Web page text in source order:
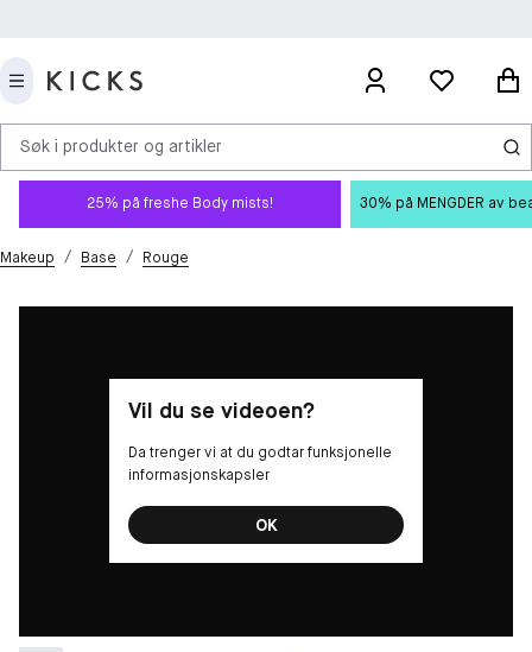
Søk i produkter og artikler
25% på freshe Body mists! 30% på MENGDER av
Makeup / Base / Rouge
Vil du se videoen?
Da trenger vi at du godtar funksjonelle
informasjonskapsler
OK